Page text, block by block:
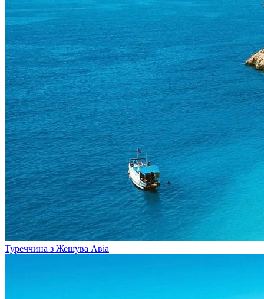
Туреччина з Жешува Авіа